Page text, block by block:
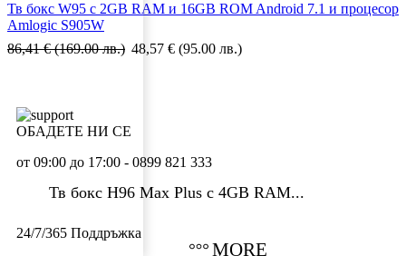
Тв бокс W95 с 2GB RAM и 16GВ ROM Android 7.1 и процесор
Amlogic S905W
86,41€ (169.00 лв.) 48,57 € (95.00 лв.)
ОБАДЕТЕ НИ СЕ
от 09:00 до 17:00 - 0899 821 333
24/7/365 Поддръжка
Тв бокс H96 Max Plus с 4GB RAM...
MORE